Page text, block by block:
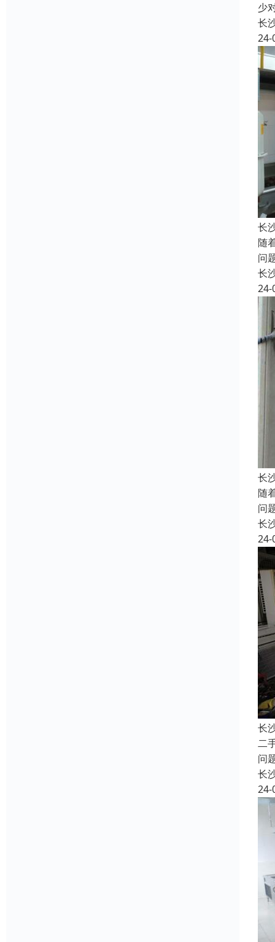
少
长
24-
长
随
问
长
24-
长
随
问
长
24-
长
二
问
长
24-